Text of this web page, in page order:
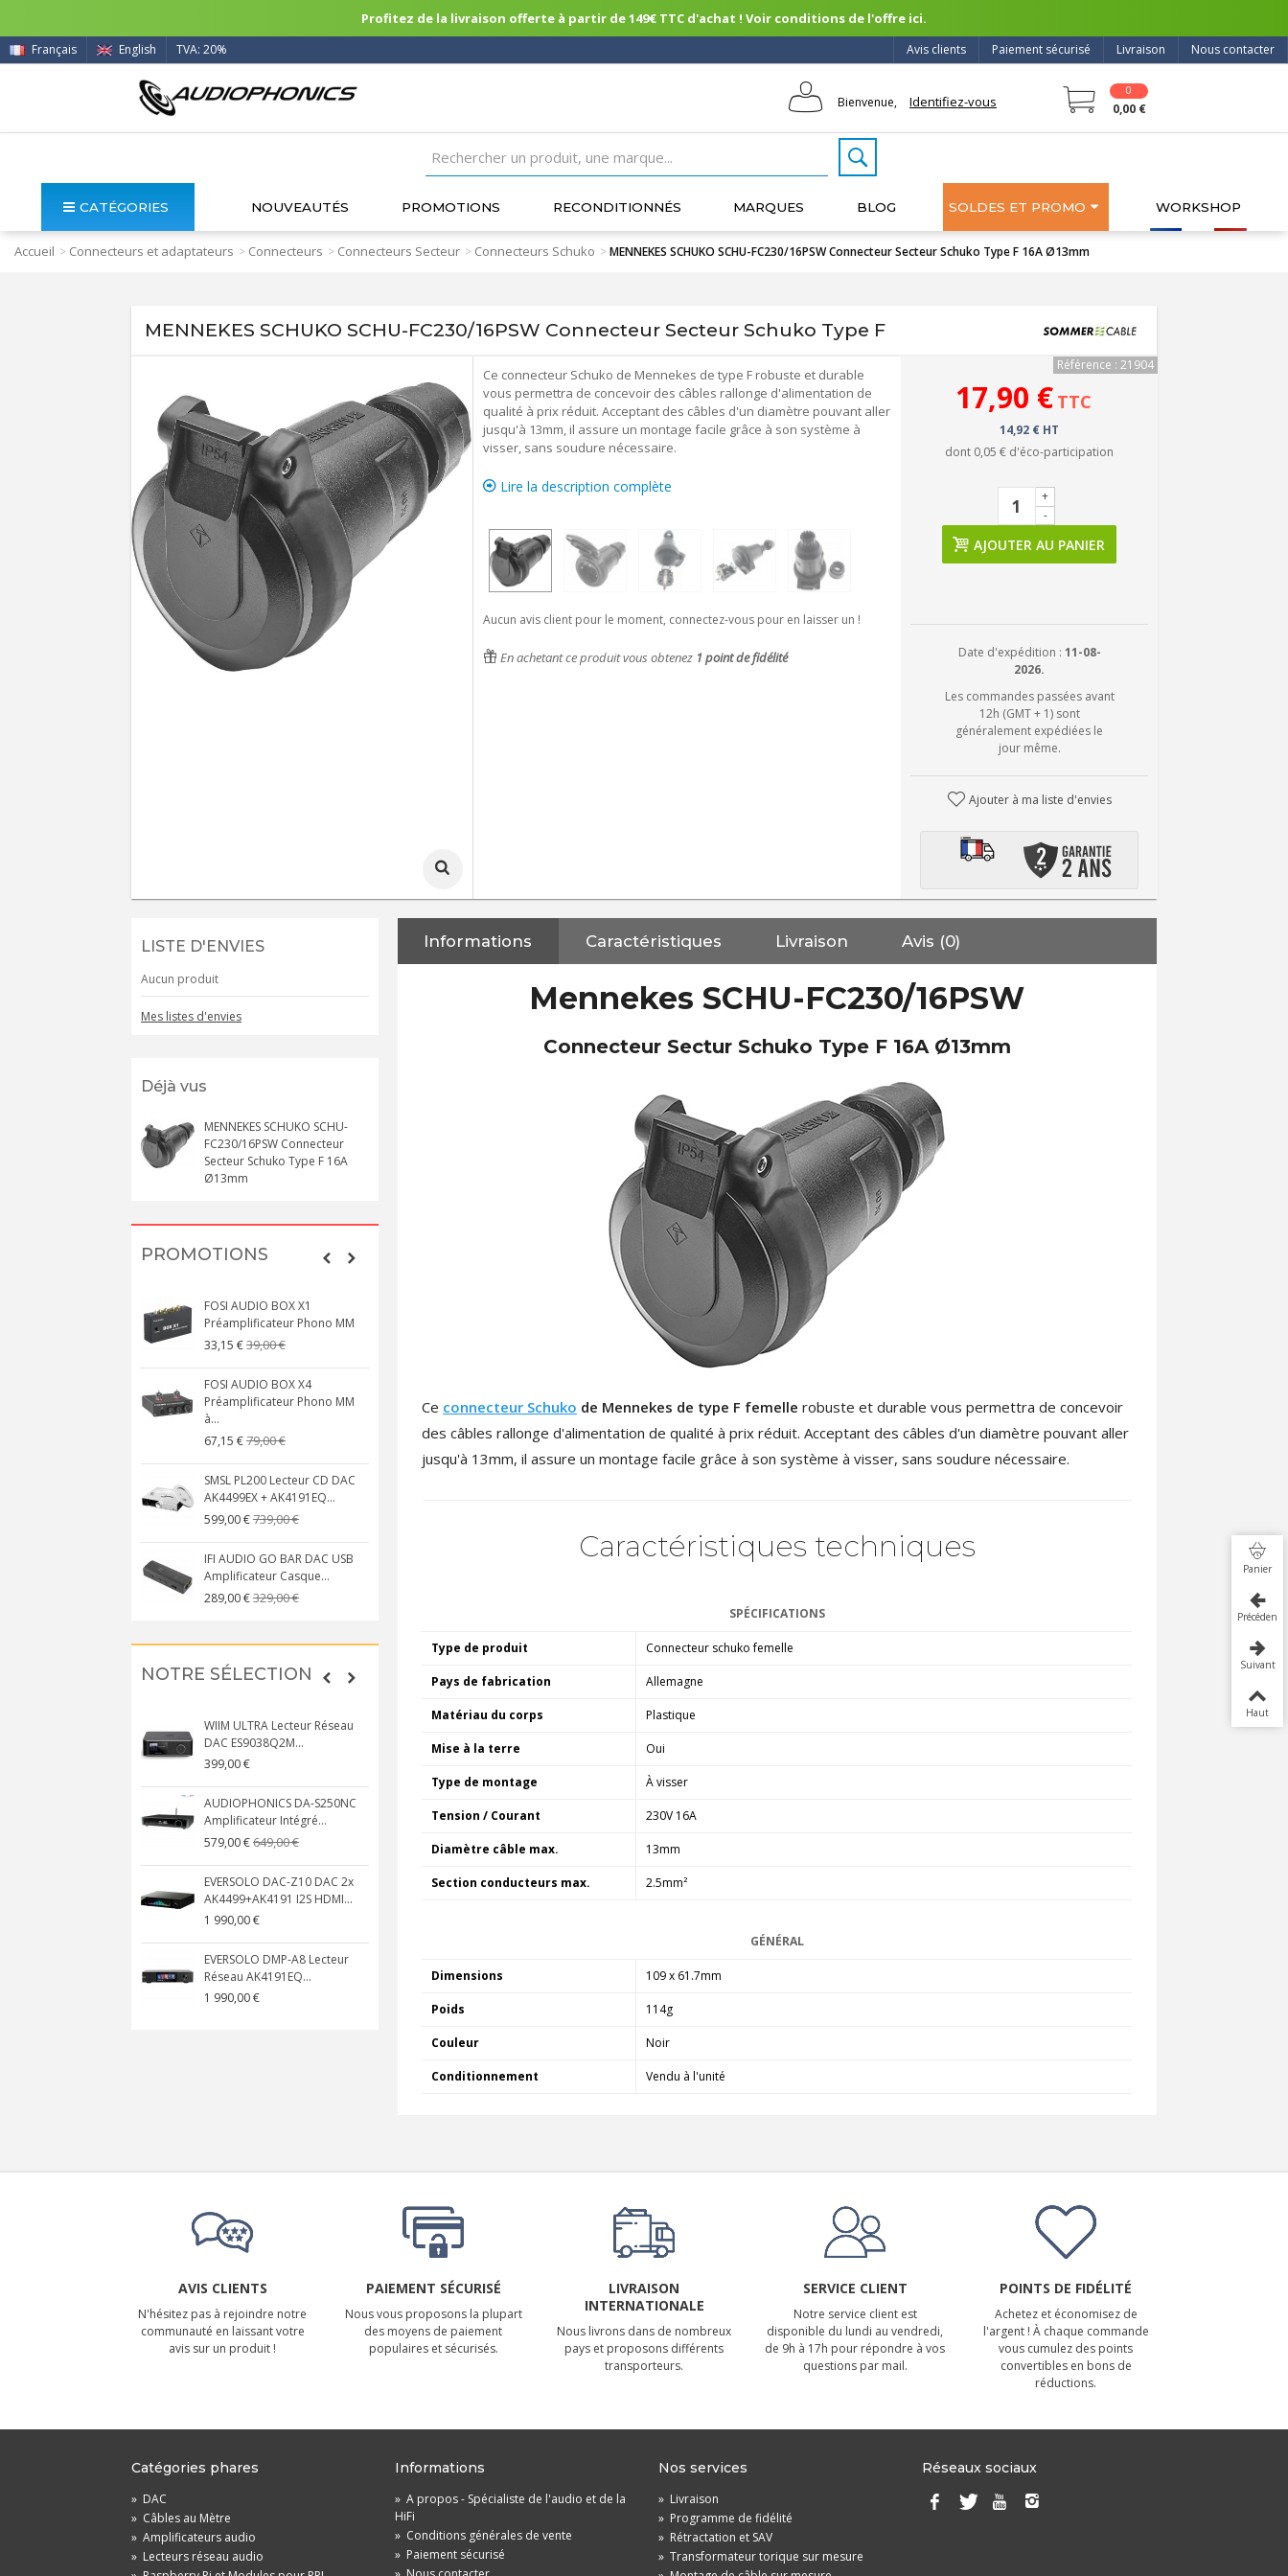
Profitez de la livraison offerte à partir de 149€ TTC d'achat ! Voir conditions de l'offre ici.
Nous contacter
Livraison
Paiement sécurisé
Avis clients
Français English TVA: 20%
Bienvenue, Identifiez-vous
0
0,00 €
CATÉGORIES NOUVEAUTÉS PROMOTIONS RECONDITIONNÉS MARQUES BLOG SOLDES ET PROMO WORKSHOP
Accueil > Connecteurs et adaptateurs > Connecteurs > Connecteurs Secteur > Connecteurs Schuko >MENNEKES SCHUKO SCHU-FC230/16PSW Connecteur Secteur Schuko Type F 16A Ø13mm
MENNEKES SCHUKO SCHU-FC230/16PSW Connecteur Secteur Schuko Type F
Ce connecteur Schuko de Mennekes de type F robuste et durable
vous permettra de concevoir des câbles rallonge d'alimentation de
qualité à prix réduit. Acceptant des câbles d'un diamètre pouvant aller
jusqu'à 13mm, il assure un montage facile grâce à son système à
visser, sans soudure nécessaire.
Lire la description complète
Aucun avis client pour le moment, connectez-vous pour en laisser un !
En achetant ce produit vous obtenez 1 point de fidélité
Référence : 21904
17,90 € TTC
14,92 € HT
dont 0,05 € d'éco-participation
-
+
AJOUTER AU PANIER
Date d'expédition : 11-08-
2026.
Les commandes passées avant
12h (GMT + 1) sont
généralement expédiées le
jour même.
Ajouter à ma liste d'envies
LISTE D'ENVIES
Aucun produit
Mes listes d'envies
Déjà vus
MENNEKES SCHUKO SCHU-
FC230/16PSW Connecteur
Secteur Schuko Type F 16A
Ø13mm
PROMOTIONS
FOSI AUDIO BOX X1
Préamplificateur Phono MM
33,15 €39,00 €
FOSI AUDIO BOX X4
Préamplificateur Phono MM
à...
67,15 €79,00 €
SMSL PL200 Lecteur CD DAC
AK4499EX + AK4191EQ...
599,00 €739,00 €
IFI AUDIO GO BAR DAC USB
Amplificateur Casque...
289,00 €329,00 €
MKSX4 Enceinte Subwoofer...
AUDIOPHONICS DA-S250NC
Amplificateur 4 Voies pour...
NOTRE SÉLECTION
WIIM ULTRA Lecteur Réseau
DAC ES9038Q2M...
399,00 €
AUDIOPHONICS DA-S250NC
Amplificateur Intégré...
579,00 €649,00 €
EVERSOLO DAC-Z10 DAC 2x
AK4499+AK4191 I2S HDMI...
1 990,00 €
EVERSOLO DMP-A8 Lecteur
Réseau AK4191EQ...
1 990,00 €
AUDIOPHONICS DAW-S250NC
Amplificateur Intégré...
CLOSED NOIRE Casque...
919,00 €
EVERSOLO DMP-A6 MASTER
Casque AK4191 +...
Informations Caractéristiques Livraison Avis (0)
Mennekes SCHU-FC230/16PSW
Connecteur Sectur Schuko Type F 16A Ø13mm
Ce connecteur Schuko de Mennekes de type F femelle robuste et durable vous permettra de concevoir
des câbles rallonge d'alimentation de qualité à prix réduit. Acceptant des câbles d'un diamètre pouvant aller
jusqu'à 13mm, il assure un montage facile grâce à son système à visser, sans soudure nécessaire.
Caractéristiques techniques
SPÉCIFICATIONS
Type de produit Connecteur schuko femelle
Pays de fabrication Allemagne
Matériau du corps Plastique
Mise à la terre Oui
Type de montage À visser
Tension / Courant 230V 16A
Diamètre câble max. 13mm
Section conducteurs max. 2.5mm²
GÉNÉRAL
Dimensions 109 x 61.7mm
Poids 114g
Couleur Noir
Conditionnement Vendu à l'unité
AVIS CLIENTS
N'hésitez pas à rejoindre notre
communauté en laissant votre
avis sur un produit !
PAIEMENT SÉCURISÉ
Nous vous proposons la plupart
des moyens de paiement
populaires et sécurisés.
LIVRAISON
INTERNATIONALE
Nous livrons dans de nombreux
pays et proposons différents
transporteurs.
SERVICE CLIENT
Notre service client est
disponible du lundi au vendredi,
de 9h à 17h pour répondre à vos
questions par mail.
POINTS DE FIDÉLITÉ
Achetez et économisez de
l'argent ! À chaque commande
vous cumulez des points
convertibles en bons de
réductions.
Catégories phares
» DAC
» Câbles au Mètre
» Amplificateurs audio
» Lecteurs réseau audio
Informations
» A propos - Spécialiste de l'audio et de la
HiFi
» Conditions générales de vente
» Paiement sécurisé
Nos services
» Livraison
» Programme de fidélité
» Rétractation et SAV
» Transformateur torique sur mesure
Réseaux sociaux
Panier
Précédent
Suivant
Haut